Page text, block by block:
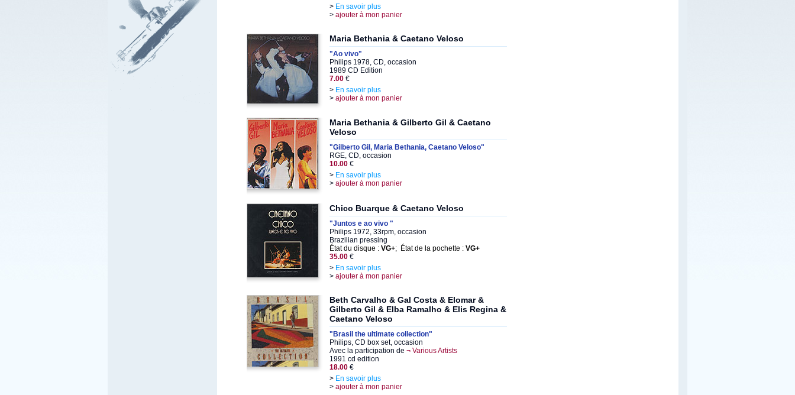
> En savoir plus
> ajouter à mon panier
Maria Bethania & Caetano Veloso
"Ao vivo"
Philips 1978, CD, occasion
1989 CD Edition
7.00 €
> En savoir plus
> ajouter à mon panier
Maria Bethania & Gilberto Gil & Caetano
Veloso
"Gilberto Gil, Maria Bethania, Caetano Veloso"
RGE, CD, occasion
10.00 €
> En savoir plus
> ajouter à mon panier
Chico Buarque & Caetano Veloso
"Juntos e ao vivo "
Philips 1972, 33rpm, occasion
Brazilian pressing
État du disque : VG+; État de la pochette : VG+
35.00 €
> En savoir plus
> ajouter à mon panier
Beth Carvalho & Gal Costa & Elomar &
Gilberto Gil & Elba Ramalho & Elis Regina &
Caetano Veloso
"Brasil the ultimate collection"
Philips, CD box set, occasion
Avec la participation de ¬ Various Artists
1991 cd edition
18.00 €
> En savoir plus
> ajouter à mon panier